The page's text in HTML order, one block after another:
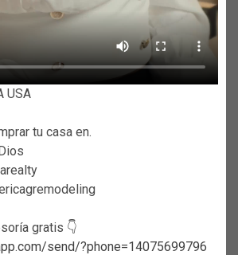
USA
tu casa en.
gratis 👇
send/?phone=14075699796